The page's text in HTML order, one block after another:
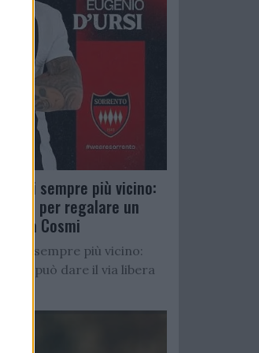
sempre più vicino:
per regalare un
a Cosmi
sempre più vicino:
può dare il via libera